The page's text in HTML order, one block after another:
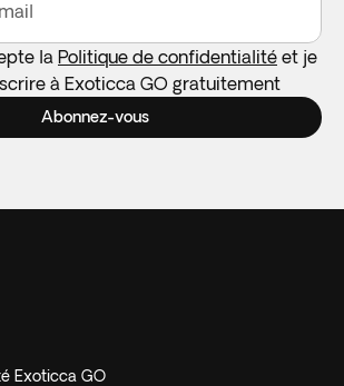
la Politique de confidentialité et je
à Exoticca GO gratuitement
Abonnez-vous
Exoticca GO